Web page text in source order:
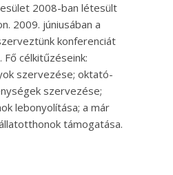
2008-ban létesült
2009. júniusában a
konferenciát
célkitűzéseink:
szervezése; oktató-
szervezése;
lebonyolítása; a már
támogatása.